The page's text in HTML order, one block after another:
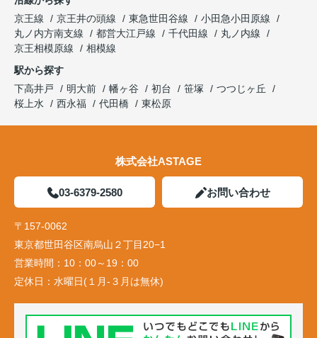
京王線
京王井の頭線 東急世田谷線
小田急小田原線
丸ノ内方南支線
都営大江戸線 千代田線
丸ノ内線
京王相模原線
相模線
駅から探す
下高井戸
明大前 幡ヶ谷 初台 笹塚
つつじヶ丘
桜上水
西永福 代田橋 東松原
株式会社ASTAGE
03-6379-2580 お問い合わせ
〒157-0062
東京都世田谷区南烏山２丁目20−1
営業時間： 10：00～19：00
定休日： 水曜日(１月-３月は無休)